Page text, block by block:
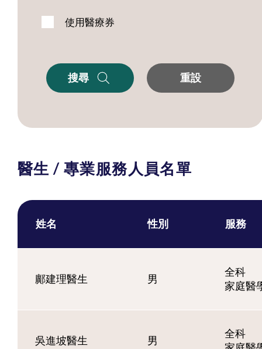
使用醫療券
搜尋 重設
醫生 / 專業服務人員名單
姓名 性別 服務
鄺建理醫生 男
全科
家庭醫
吳進坡醫生 男
全科